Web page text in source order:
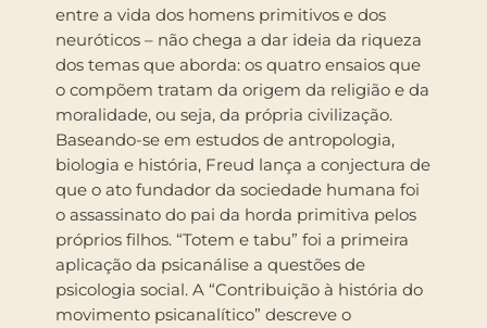
entre a vida dos homens primitivos e dos
neuróticos – não chega a dar ideia da riqueza
dos temas que aborda: os quatro ensaios que
o compõem tratam da origem da religião e da
moralidade, ou seja, da própria civilização.
Baseando-se em estudos de antropologia,
biologia e história, Freud lança a conjectura de
que o ato fundador da sociedade humana foi
o assassinato do pai da horda primitiva pelos
próprios filhos. “Totem e tabu” foi a primeira
aplicação da psicanálise a questões de
psicologia social. A “Contribuição à história do
movimento psicanalítico” descreve o